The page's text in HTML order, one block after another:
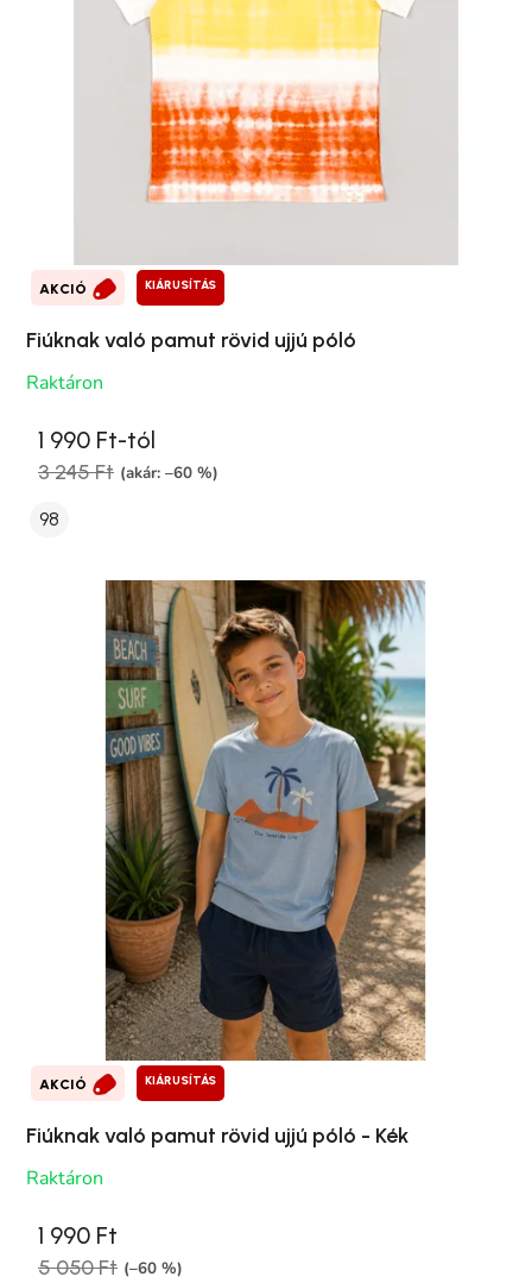
AKCIÓ KIÁRUSÍTÁS
Fiúknak való pamut rövid ujjú póló
Raktáron
1 990 Ft-tól
3 245 Ft (akár: –60 %)
98
AKCIÓ KIÁRUSÍTÁS
Fiúknak való pamut rövid ujjú póló - Kék
Raktáron
1 990 Ft
5 050 Ft (–60 %)